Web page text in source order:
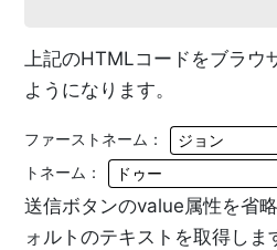
上記のHTMLコードをブラウ
ようになります。
ファーストネーム：
トネーム：
送信ボタンのvalue属性を省
ォルトのテキストを取得しま